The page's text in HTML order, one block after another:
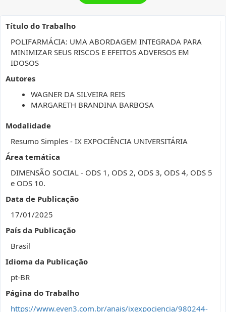
Título do Trabalho
POLIFARMÁCIA: UMA ABORDAGEM INTEGRADA PARA
MINIMIZAR SEUS RISCOS E EFEITOS ADVERSOS EM
IDOSOS
Autores
WAGNER DA SILVEIRA REIS
MARGARETH BRANDINA BARBOSA
Modalidade
Resumo Simples - IX EXPOCIÊNCIA UNIVERSITÁRIA
Área temática
DIMENSÃO SOCIAL - ODS 1, ODS 2, ODS 3, ODS 4, ODS 5
e ODS 10.
Data de Publicação
17/01/2025
País da Publicação
Brasil
Idioma da Publicação
pt-BR
Página do Trabalho
https://www.even3.com.br/anais/ixexpociencia/980244-